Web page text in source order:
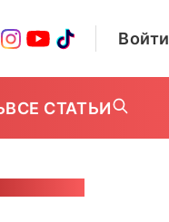
Войти
ВСЕ СТАТЬИ